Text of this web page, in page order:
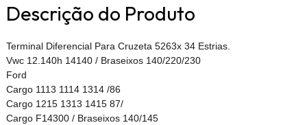
Descrição do Produto
Terminal Diferencial Para Cruzeta 5263x 34 Estrias.
Vwc 12.140h 14140 / Braseixos 140/220/230
Ford
Cargo 1113 1114 1314 /86
Cargo 1215 1313 1415 87/
Cargo F14300 / Braseixos 140/145